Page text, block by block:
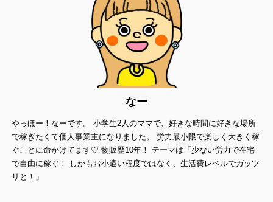
当方は、個人情報の漏洩、滅失、毀損等を防止するために、個人情報
保護管理責任者を設置し、
十分な安全保護に努め、 また、個人情報を正確に、また最新なものに
保つよう、 お預かりした個人情報の適切な管理を行います。
情報内容の照会、修正または削除
当方は、お客様が当社にご提供いただいた個人情報の照会、修正また
ご本人であることを確認させていただいたうえで、合理的な範囲です
みやかに 対応させていただきます。
プライバシーに関する意見・苦情・異議申し立てについて
お客様が、当ウェブサイトで掲示した本方針を守っていないと思われ
なー
やっほー！なーです。 小学生2人のママで、好きな時間に好きな場所
で稼ぎたくて個人事業主になりました。 労力最小限で楽しく大きく稼
ぐことに命かけてます♡ 物販歴10年！ テーマは「少ない労力で在宅
で自由に稼ぐ！ しかもお小遣い程度ではなく、生活費レベルでガッツ
リと！」